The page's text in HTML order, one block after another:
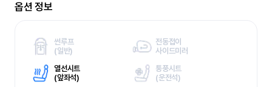
옵션 정보
썬루프
(일반)
전동접이
사이드미러
열선시트
(앞좌석)
통풍시트
(운전석)